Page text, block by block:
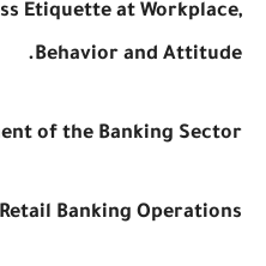
Etiquette at Workplace,
Behavior and Attitude.
of the Banking Sector.
Retail Banking Operations.